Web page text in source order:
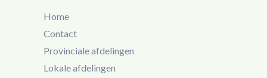
Home
Contact
Provinciale afdelingen
Lokale afdelingen